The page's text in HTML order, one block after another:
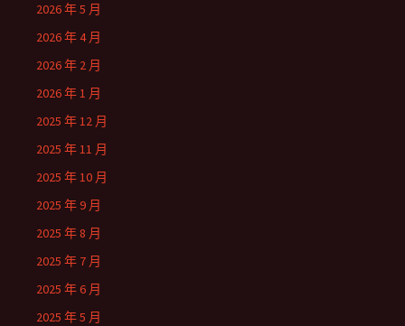
2026 年 5 月
2026 年 4 月
2026 年 2 月
2026 年 1 月
2025 年 12 月
2025 年 11 月
2025 年 10 月
2025 年 9 月
2025 年 8 月
2025 年 7 月
2025 年 6 月
2025 年 5 月